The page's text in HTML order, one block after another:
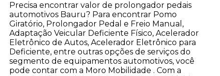
Precisa encontrar valor de prolongador pedais
automotivos Bauru? Para encontrar Pomo
Giratório, Prolongador Pedal e Freio Manual,
Adaptação Veicular Deficiente Físico, Acelerador
Eletrônico de Autos, Acelerador Eletrônico para
Deficiente, entre outras opções de serviços do
segmento de equipamentos automotivos, você
pode contar com a Moro Mobilidade . Com a